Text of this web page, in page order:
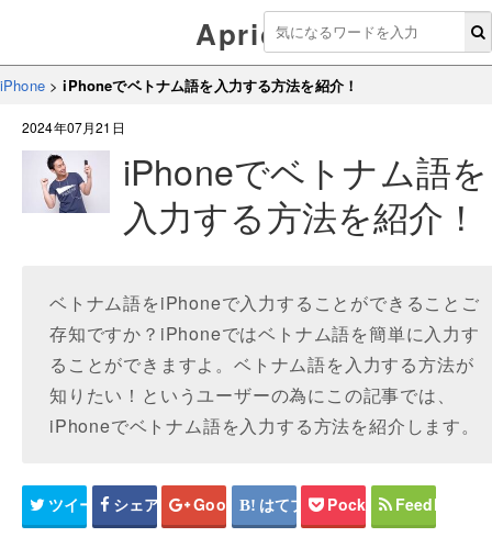
Aprico
iPhone>iPhoneでベトナム語を入力する方法を紹介！
2024年07月21日
iPhoneでベトナム語を
入力する方法を紹介！
ベトナム語をiPhoneで入力することができることご
存知ですか？iPhoneではベトナム語を簡単に入力す
ることができますよ。ベトナム語を入力する方法が
知りたい！というユーザーの為にこの記事では、
iPhoneでベトナム語を入力する方法を紹介します。
ツイート シェア Google+ はてブ Pocket Feedly